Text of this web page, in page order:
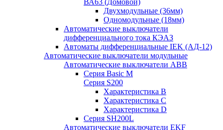
Двухмодульные (36мм)
Одномодульные (18мм)
Автоматические выключатели
дифференциального тока КЭАЗ
Автоматы дифференциальные IEK (АД-12)
Автоматические выключатели модульные
Автоматические выключатели ABB
Серия Basic M
Серия S200
Характеристика B
Характеристика C
Характеристика D
Серия SH200L
Автоматические выключатели EKF